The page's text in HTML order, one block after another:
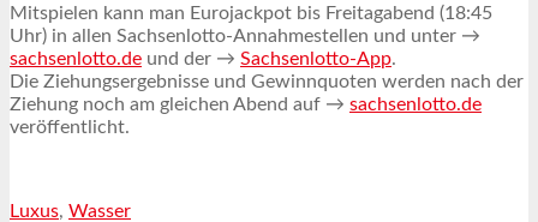
Mitspielen kann man Eurojackpot bis Freitagabend (18:45
Uhr) in allen Sachsenlotto-Annahmestellen und unter →
sachsenlotto.de und der → Sachsenlotto-App.
Die Ziehungsergebnisse und Gewinnquoten werden nach der
Ziehung noch am gleichen Abend auf → sachsenlotto.de
veröffentlicht.
Luxus, Wasser